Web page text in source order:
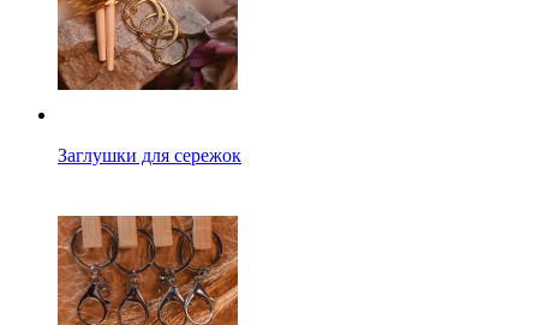
Заглушки для сережок